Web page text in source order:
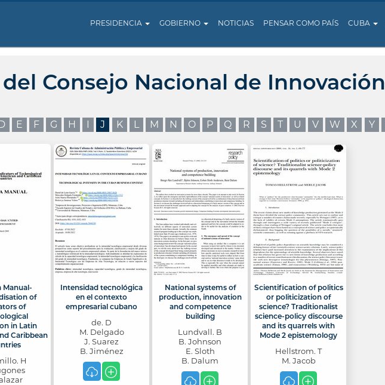
PRESIDENCIA GOBIERNO NOTICIAS PENSAR COMO PAÍS CUBA
Consejo Nacional de Innovación
E F G H I J K L M N O P Q R S T U V W X Y
Manual-
of
of
in Latin
Caribbean
H
Intensidad tecnológica
en el contexto
empresarial cubano
de. D
M. Delgado
J. Suarez
B. Jiménez
National systems of
production, innovation
and competence
building
Lundvall. B
B. Johnson
E. Sloth
B. Dalum
Scientification of politics
or politicization of
science? Traditionalist
science-policy discourse
and its quarrels with
Mode 2 epistemology
Hellstrom. T
M. Jacob